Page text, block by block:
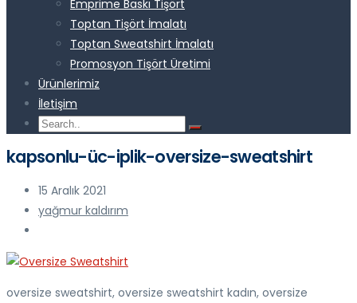
Emprime Baskı Tişört
Toptan Tişört İmalatı
Toptan Sweatshirt İmalatı
Promosyon Tişört Üretimi
Ürünlerimiz
İletişim
kapsonlu-üc-iplik-oversize-sweatshirt
15 Aralık 2021
yağmur kaldırım
oversize sweatshirt, oversize sweatshirt kadın, oversize